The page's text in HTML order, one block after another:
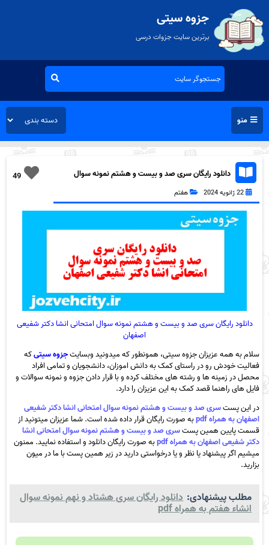
جزوه سیتی
برترین سایت جزوات درسی
منو
49
دانلود رایگان سری صد و بیست و هشتم نمونه سوال
انشاء هفتم به همراه pdf
22 ژانویه 2024 هفتم
دانلود رایگان سری صد و بیست و هشتم نمونه سوال امتحانی انشا دکتر شفیعی
اصفهان
سلام به همه عزیزان جزوه سیتی، همونطور که میدونید وبسایتجزوه سیتیکه
فعالیت خودش رو در راستای کمک به دانش اموزان، دانشجویان و تمامی افراد
محصل در زمینه ها و رشته های مختلف کرده و با قرار دادن جزوه و نمونه سوالات و
فایل های راهنما قصد کمک به این عزیزان را دارد.
در این پستسری صد و بیست و هشتم نمونه سوال امتحانی انشا دکتر شفیعی
اصفهان به همراه pdf
به صورت رایگان قرار داده شده است. شما عزیزان میتونید از
قسمت پایین همین پستسری صد و بیست و هشتم نمونه سوال امتحانی انشا
دکتر شفیعی اصفهان به همراه pdf
به صورت رایگان دانلود و استفاده نمایید. ممنون
میشیم اگر پیشنهاد یا نظر و یا درخواستی دارید در زیر همین پست با ما در میون
بزارید.
مطلب پیشنهادی: دانلود رایگان سری هشتاد و نهم نمونه سوال
انشاء هفتم به همراه pdf